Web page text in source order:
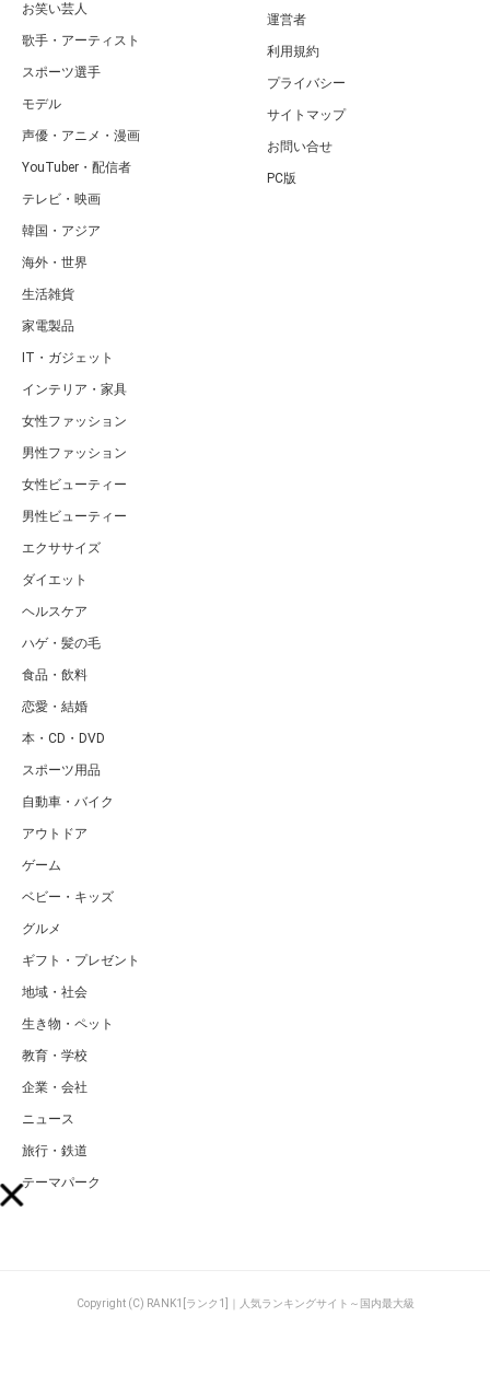
お笑い芸人
歌手・アーティスト
スポーツ選手
モデル
声優・アニメ・漫画
YouTuber・配信者
テレビ・映画
韓国・アジア
海外・世界
生活雑貨
家電製品
IT・ガジェット
インテリア・家具
女性ファッション
男性ファッション
女性ビューティー
男性ビューティー
エクササイズ
ダイエット
ヘルスケア
ハゲ・髪の毛
食品・飲料
恋愛・結婚
本・CD・DVD
スポーツ用品
自動車・バイク
アウトドア
ゲーム
ベビー・キッズ
グルメ
ギフト・プレゼント
地域・社会
生き物・ペット
教育・学校
企業・会社
ニュース
旅行・鉄道
テーマパーク
運営者
利用規約
プライバシー
サイトマップ
お問い合せ
PC版
Copyright (C) RANK1[ランク1]｜人気ランキングサイト～国内最大級